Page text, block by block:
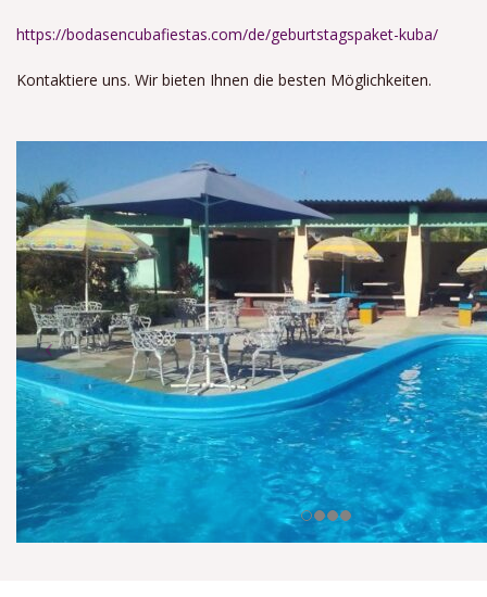
https://bodasencubafiestas.com/de/geburtstagspaket-kuba/
Kontaktiere uns. Wir bieten Ihnen die besten Möglichkeiten.